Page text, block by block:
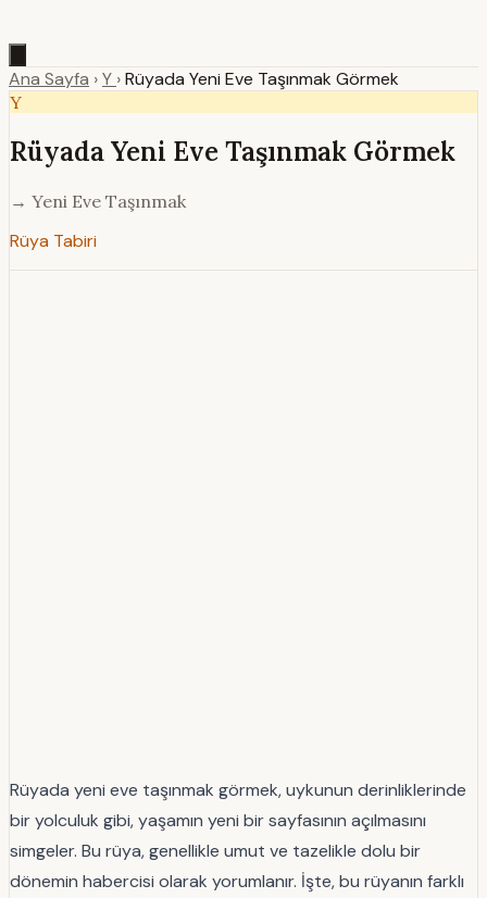
Ana Sayfa ›Y ›Rüyada Yeni Eve Taşınmak Görmek
Y
Rüyada Yeni Eve Taşınmak Görmek
→ Yeni Eve Taşınmak
Rüya Tabiri
Rüyada yeni eve taşınmak görmek, uykunun derinliklerinde
bir yolculuk gibi, yaşamın yeni bir sayfasının açılmasını
simgeler. Bu rüya, genellikle umut ve tazelikle dolu bir
dönemin habercisi olarak yorumlanır. İşte, bu rüyanın farklı